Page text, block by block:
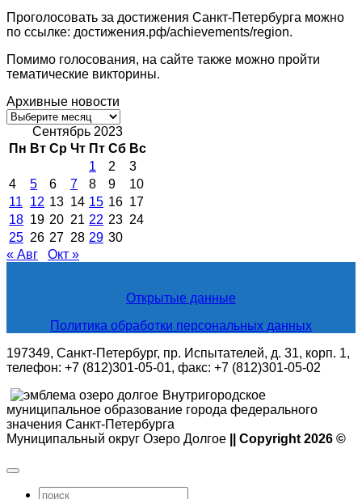
Проголосовать за достижения Санкт-Петербурга можно
по ссылке: достижения.рф/achievements/region.
Помимо голосования, на сайте также можно пройти
тематические викторины.
Архивные новости
Архивные
новостиСентябрь 2023
Пн Вт Ср Чт Пт Сб Вс
1
2
3
4
5 6 7 8 9
10
11
12 13 14 15 16 17
18 19 20 21 22 23 24
25 26 27 28 29 30
« Авг
Окт »
Открытые данные
Политика обработки персональных данных
197349, Санкт-Петербург, пр. Испытателей, д. 31, корп. 1,
телефон: +7 (812)301-05-01, факс: +7 (812)301-05-02
Внутригородское
муниципальное образование города федерального
значения Санкт-Петербурга
Муниципальный округ Озеро Долгое
|| Copyright 2026 ©